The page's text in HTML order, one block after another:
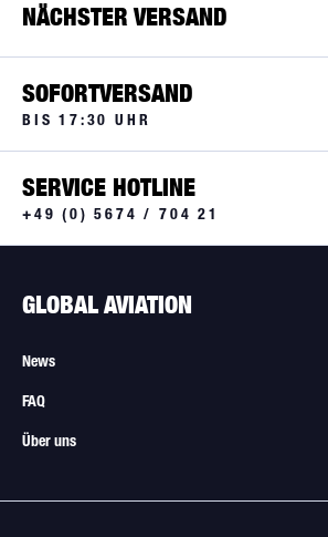
NÄCHSTER VERSAND
SOFORTVERSAND
BIS 17:30 UHR
SERVICE HOTLINE
+49 (0) 5674 / 704 21
GLOBAL AVIATION
News
FAQ
Über uns